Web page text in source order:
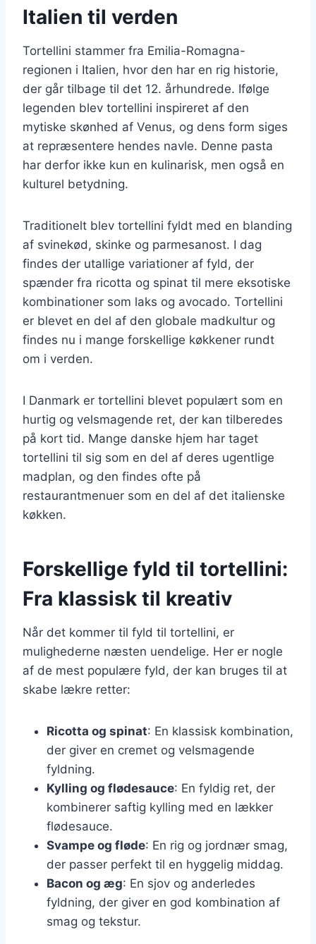
Italien til verden
Tortellini stammer fra Emilia-Romagna-
regionen i Italien, hvor den har en rig historie,
der går tilbage til det 12. århundrede. Ifølge
legenden blev tortellini inspireret af den
mytiske skønhed af Venus, og dens form siges
at repræsentere hendes navle. Denne pasta
har derfor ikke kun en kulinarisk, men også en
kulturel betydning.
Traditionelt blev tortellini fyldt med en blanding
af svinekød, skinke og parmesanost. I dag
findes der utallige variationer af fyld, der
spænder fra ricotta og spinat til mere eksotiske
kombinationer som laks og avocado. Tortellini
er blevet en del af den globale madkultur og
findes nu i mange forskellige køkkener rundt
om i verden.
I Danmark er tortellini blevet populært som en
hurtig og velsmagende ret, der kan tilberedes
på kort tid. Mange danske hjem har taget
tortellini til sig som en del af deres ugentlige
madplan, og den findes ofte på
restaurantmenuer som en del af det italienske
køkken.
Forskellige fyld til tortellini:
Fra klassisk til kreativ
Når det kommer til fyld til tortellini, er
mulighederne næsten uendelige. Her er nogle
af de mest populære fyld, der kan bruges til at
skabe lækre retter:
Ricotta og spinat: En klassisk kombination,
der giver en cremet og velsmagende
fyldning.
Kylling og flødesauce: En fyldig ret, der
kombinerer saftig kylling med en lækker
flødesauce.
Svampe og fløde: En rig og jordnær smag,
der passer perfekt til en hyggelig middag.
Bacon og æg: En sjov og anderledes
fyldning, der giver en god kombination af
smag og tekstur.